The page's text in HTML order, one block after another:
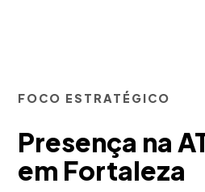
FOCO ESTRATÉGICO
Presença na
em Fortaleza